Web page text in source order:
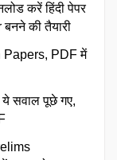
करें हिंदी पेपर
की तैयारी
Papers, PDF में
सवाल पूछे गए,